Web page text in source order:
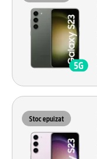
Stoc epuizat